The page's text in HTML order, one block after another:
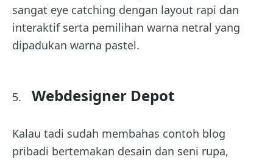
sangat eye catching dengan layout rapi dan
interaktif serta pemilihan warna netral yang
dipadukan warna pastel.
Webdesigner Depot
Kalau tadi sudah membahas contoh blog
pribadi bertemakan desain dan seni rupa,